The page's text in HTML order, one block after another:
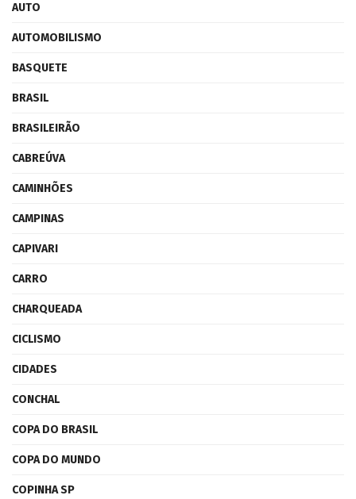
AUTO
AUTOMOBILISMO
BASQUETE
BRASIL
BRASILEIRÃO
CABREÚVA
CAMINHÕES
CAMPINAS
CAPIVARI
CARRO
CHARQUEADA
CICLISMO
CIDADES
CONCHAL
COPA DO BRASIL
COPA DO MUNDO
COPINHA SP